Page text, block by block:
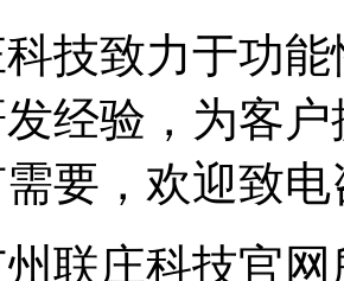
技致力于功
经验，为客
要，欢迎致电
联庄科技官